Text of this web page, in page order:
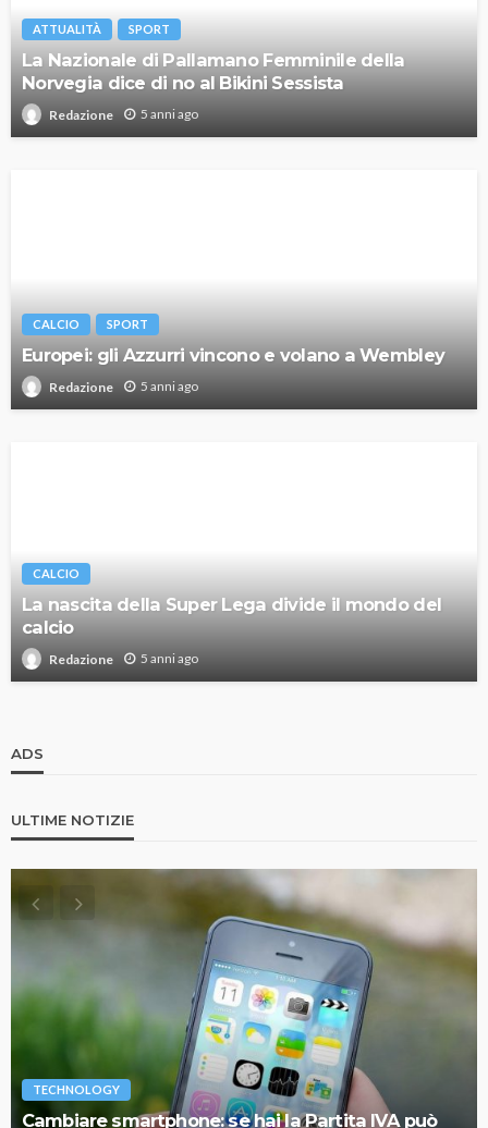
ATTUALITÀ SPORT
La Nazionale di Pallamano Femminile della
Norvegia dice di no al Bikini Sessista
Redazione 5 anni ago
CALCIO SPORT
Europei: gli Azzurri vincono e volano a Wembley
Redazione 5 anni ago
CALCIO
La nascita della Super Lega divide il mondo del
calcio
Redazione 5 anni ago
ADS
ULTIME NOTIZIE
TECHNOLOGY
Cambiare smartphone: se hai la Partita IVA può